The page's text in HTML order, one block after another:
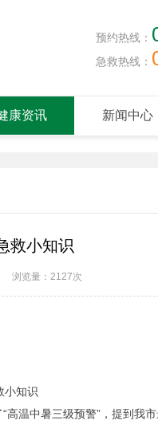
预约热线：
急救热线：
康资讯 新闻中心
救小知识
浏览量： 2127次
温中暑三级预警”，提到我